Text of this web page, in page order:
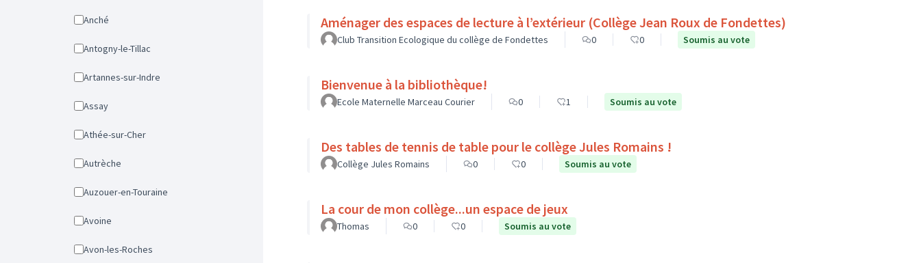
Anché
Antogny-le-Tillac
Artannes-sur-Indre
Assay
Athée-sur-Cher
Autrèche
Auzouer-en-Touraine
Avoine
Avon-les-Roches
Aménager des espaces de lecture à l’extérieur (Collège Jean Roux de Fondettes)
Club Transition Ecologique du collège de Fondettes 0 0 Soumis au vote
Bienvenue à la bibliothèque!
Ecole Maternelle Marceau Courier 0 1 Soumis au vote
Des tables de tennis de table pour le collège Jules Romains !
Collège Jules Romains 0 0 Soumis au vote
La cour de mon collège...un espace de jeux
Thomas 0 0 Soumis au vote